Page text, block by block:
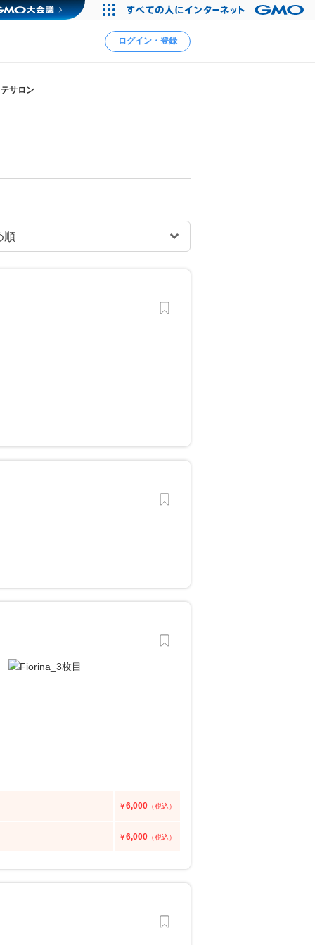
ログイン・登録
サロン
￥6,000 （税込）
￥6,000 （税込）